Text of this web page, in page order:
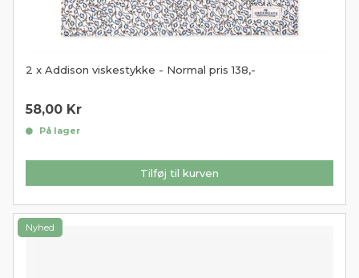
2 x Addison viskestykke - Normal pris 138,-
58,00 Kr
På lager
Tilføj til kurven
Nyhed